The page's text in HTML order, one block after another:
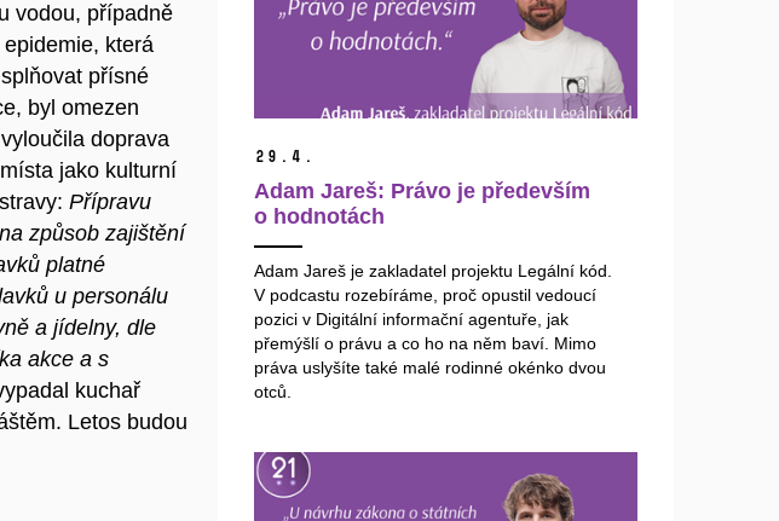
vodou, případně
která
přísné
byl omezen
doprava
jako kulturní
Přípravu
způsob zajištění
platné
u personálu
a jídelny, dle
akce a s
kuchař
Letos budou
29. 4.
Adam Jareš: Právo je především
o hodnotách
Adam Jareš je zakladatel projektu Legální kód.
V podcastu rozebíráme, proč opustil vedoucí
pozici v Digitální informační agentuře, jak
přemýšlí o právu a co ho na něm baví. Mimo
práva uslyšíte také malé rodinné okénko dvou
otců.